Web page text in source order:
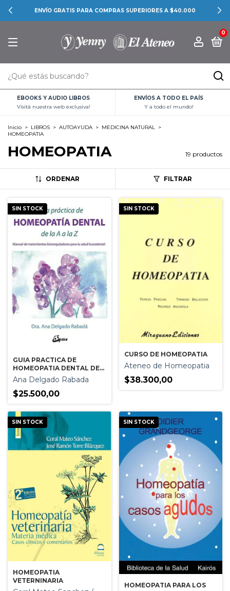
CONOCÉ LAS PROMOCIONES BANCARIAS
0
EBOOKS Y AUDIO LIBROS
Visitá nuestra web exclusiva!
ENVÍOS A TODO EL PAÍS
Y a todo el mundo!
Inicio > LIBROS > AUTOAYUDA > MEDICINA NATURAL >
HOMEOPATIA
HOMEOPATIA 19 productos
ORDENAR FILTRAR
SIN STOCK
GUIA PRACTICA DE
HOMEOPATIA DENTAL DE
LA A A LA Z
Ana Delgado Rabada
$25.500,00
SIN STOCK
CURSO DE HOMEOPATIA
Ateneo de Homeopatia
$38.300,00
SIN STOCK
HOMEOPATIA
VETERNINARIA
SIN STOCK
HOMEOPATIA PARA LOS